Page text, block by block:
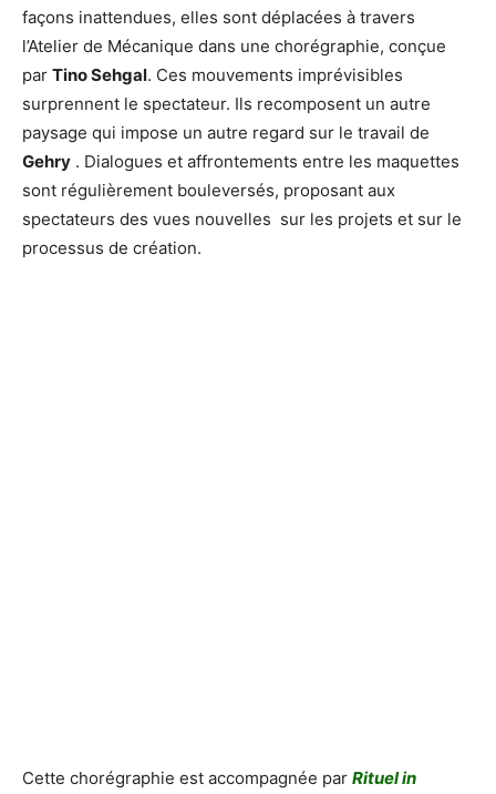
façons inattendues, elles sont déplacées à travers
l’Atelier de Mécanique dans une chorégraphie, conçue
par Tino Sehgal. Ces mouvements imprévisibles
surprennent le spectateur. Ils recomposent un autre
paysage qui impose un autre regard sur le travail de
Gehry . Dialogues et affrontements entre les maquettes
sont régulièrement bouleversés, proposant aux
spectateurs des vues nouvelles sur les projets et sur le
processus de création.
Cette chorégraphie est accompagnée par Rituel in